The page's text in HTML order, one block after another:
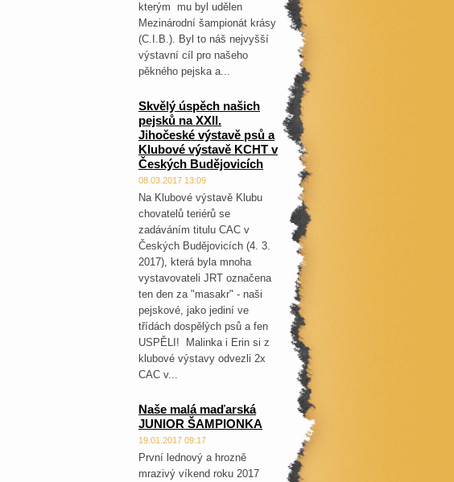
kterým mu byl udělen
Mezinárodní šampionát krásy
(C.I.B.). Byl to náš nejvyšší
výstavní cíl pro našeho
pěkného pejska a...
Skvělý úspěch našich
pejsků na XXII.
Jihočeské výstavě psů a
Klubové výstavě KCHT v
Českých Budějovicích
08.03.2017 13:09
Na Klubové výstavě Klubu
chovatelů teriérů se
zadáváním titulu CAC v
Českých Budějovicích (4. 3.
2017), která byla mnoha
vystavovateli JRT označena
ten den za "masakr" - naši
pejskové, jako jediní ve
třídách dospělých psů a fen
USPĚLI! Malinka i Erin si z
klubové výstavy odvezli 2x
CAC v...
Naše malá maďarská
JUNIOR ŠAMPIONKA
19.01.2017 09:17
První lednový a hrozně
mrazivý víkend roku 2017